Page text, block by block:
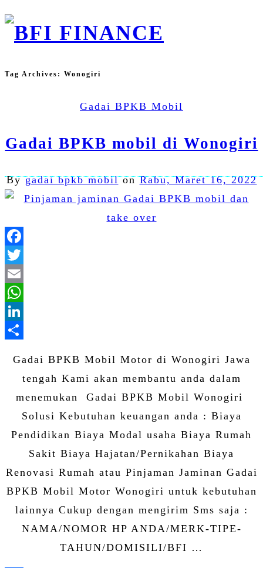
Tag Archives: Wonogiri
Gadai BPKB Mobil
Gadai BPKB mobil di Wonogiri
Bygadai bpkb mobil onRabu, Maret 16, 2022
Gadai BPKB Mobil Motor di Wonogiri Jawa
tengah Kami akan membantu anda dalam
menemukan Gadai BPKB Mobil Wonogiri
Solusi Kebutuhan keuangan anda : Biaya
Pendidikan Biaya Modal usaha Biaya Rumah
Sakit Biaya Hajatan/Pernikahan Biaya
Renovasi Rumah atau Pinjaman Jaminan Gadai
BPKB Mobil Motor Wonogiri untuk kebutuhan
lainnya Cukup dengan mengirim Sms saja :
NAMA/NOMOR HP ANDA/MERK-TIPE-
TAHUN/DOMISILI/BFI …